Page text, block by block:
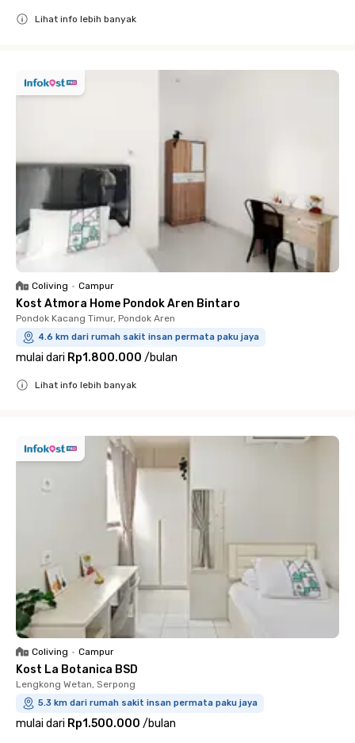
Lihat info lebih banyak
Coliving • Campur
Kost Atmora Home Pondok Aren Bintaro
Pondok Kacang Timur, Pondok Aren
4.6 km dari rumah sakit insan permata paku jaya
mulai dari Rp1.800.000 /bulan
Lihat info lebih banyak
Coliving • Campur
Kost La Botanica BSD
Lengkong Wetan, Serpong
5.3 km dari rumah sakit insan permata paku jaya
mulai dari Rp1.500.000 /bulan